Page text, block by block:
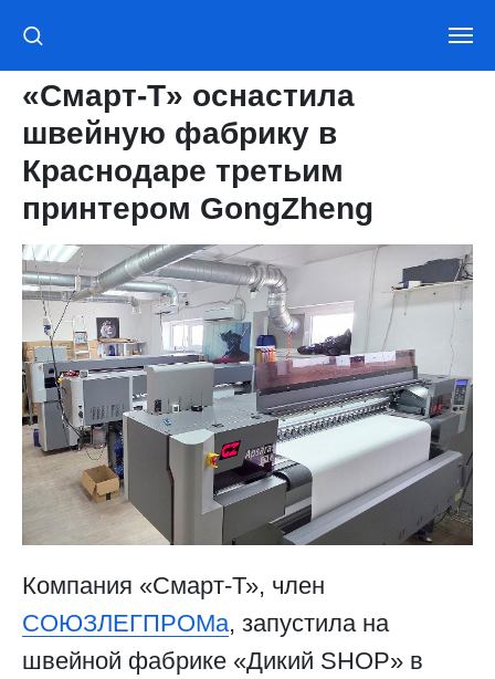
«Смарт-Т» оснастила
швейную фабрику в
Краснодаре третьим
принтером GongZheng
Компания «Смарт-Т», член
СОЮЗЛЕГПРОМа, запустила на
швейной фабрике «Дикий SHOP» в